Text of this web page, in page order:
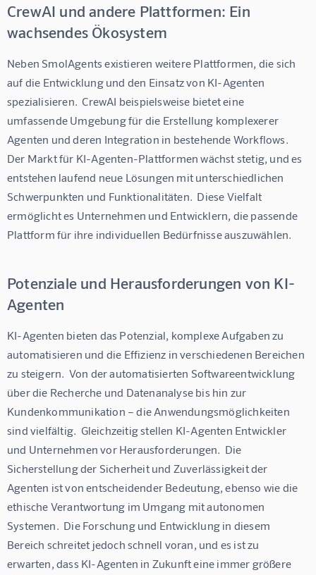
CrewAI und andere Plattformen: Ein
wachsendes Ökosystem
Neben SmolAgents existieren weitere Plattformen, die sich
auf die Entwicklung und den Einsatz von KI-Agenten
spezialisieren.  CrewAI beispielsweise bietet eine
umfassende Umgebung für die Erstellung komplexerer
Agenten und deren Integration in bestehende Workflows.
Der Markt für KI-Agenten-Plattformen wächst stetig, und es
entstehen laufend neue Lösungen mit unterschiedlichen
Schwerpunkten und Funktionalitäten.  Diese Vielfalt
ermöglicht es Unternehmen und Entwicklern, die passende
Plattform für ihre individuellen Bedürfnisse auszuwählen.
Potenziale und Herausforderungen von KI-
Agenten
KI-Agenten bieten das Potenzial, komplexe Aufgaben zu
automatisieren und die Effizienz in verschiedenen Bereichen
zu steigern.  Von der automatisierten Softwareentwicklung
über die Recherche und Datenanalyse bis hin zur
Kundenkommunikation – die Anwendungsmöglichkeiten
sind vielfältig.  Gleichzeitig stellen KI-Agenten Entwickler
und Unternehmen vor Herausforderungen.  Die
Sicherstellung der Sicherheit und Zuverlässigkeit der
Agenten ist von entscheidender Bedeutung, ebenso wie die
ethische Verantwortung im Umgang mit autonomen
Systemen.  Die Forschung und Entwicklung in diesem
Bereich schreitet jedoch schnell voran, und es ist zu
erwarten, dass KI-Agenten in Zukunft eine immer größere